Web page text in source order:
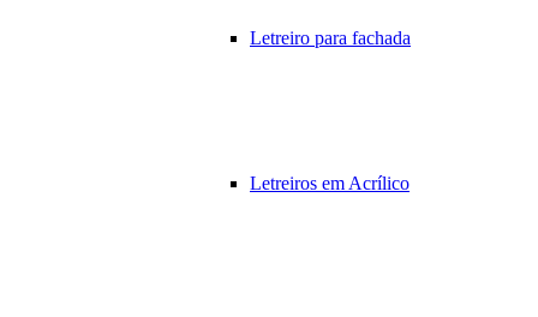
Letreiro para fachada
Letreiros em Acrílico